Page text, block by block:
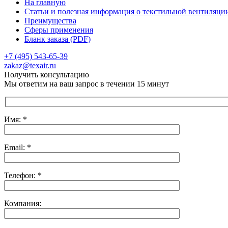
На главную
Статьи и полезная информация о текстильной
Преимущества
Сферы применения
Бланк заказа (PDF)
+7 (495) 543-65-39
zakaz@texair.ru
Получить консультацию
Мы ответим на ваш запрос в течении 15 минут
Имя: *
Email: *
Телефон: *
Компания: